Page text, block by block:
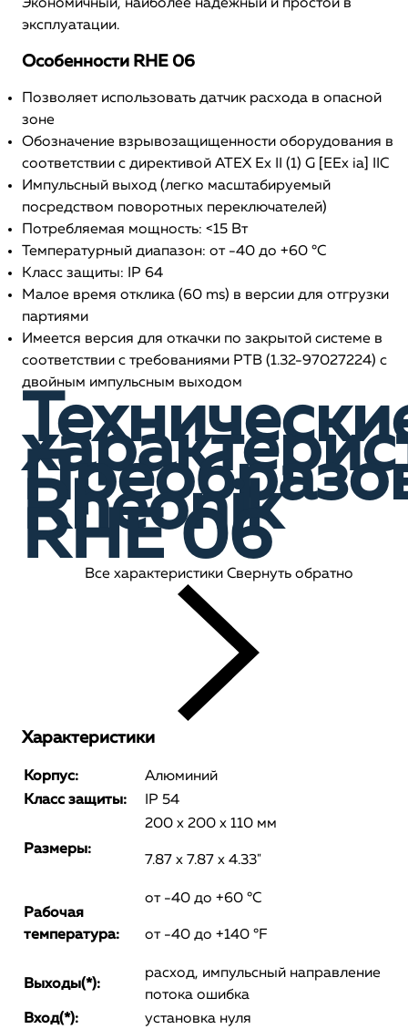
Экономичный, наиболее надежный и простой в
эксплуатации.
Особенности RHE 06
Позволяет использовать датчик расхода в опасной
зоне
Обозначение взрывозащищенности оборудования в
соответствии с директивой ATEX Ex II (1) G [EEx ia] IIC
Импульсный выход (легко масштабируемый
посредством поворотных переключателей)
Потребляемая мощность: <15 Вт
Температурный диапазон: от -40 до +60 °C
Класс защиты: IP 64
Малое время отклика (60 ms) в версии для отгрузки
партиями
Имеется версия для откачки по закрытой системе в
соответствии с требованиями PTB (1.32-97027224) с
двойным импульсным выходом
Rheonik
RHE 06
Все характеристики Свернуть обратно
Характеристики
Корпус:
Алюминий
Класс защиты:
IP 54
Размеры:
200 x 200 x 110 мм
7.87 x 7.87 x 4.33"
Рабочая
температура:
от -40 до +60 °C
от -40 до +140 °F
Выходы(*):
расход, импульсный направление
потока ошибка
Вход(*):
установка нуля